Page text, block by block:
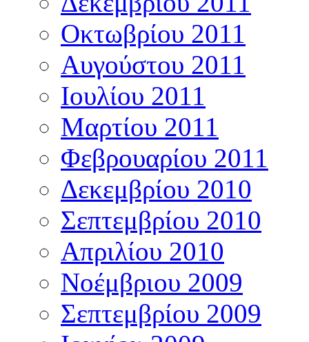
Οκτωβρίου 2011
Αυγούστου 2011
Ιουλίου 2011
Μαρτίου 2011
Φεβρουαρίου 2011
Δεκεμβρίου 2010
Σεπτεμβρίου 2010
Απριλίου 2010
Νοέμβριου 2009
Σεπτεμβρίου 2009